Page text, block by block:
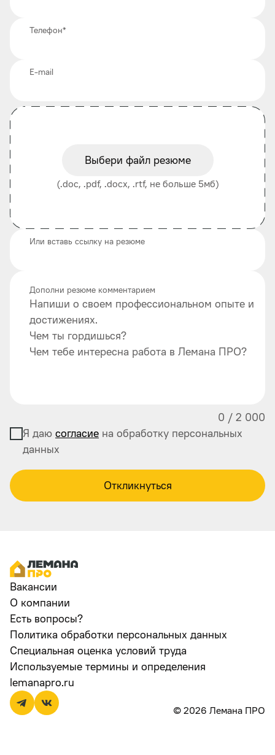
Телефон*
E-mail
Выбери файл резюме
(.doc, .pdf, .docx, .rtf, не больше 5мб)
Или вставь ссылку на резюме
Напиши о своем профессиональном опыте и
достижениях.
Чем ты гордишься?
Чем тебе интересна работа в Лемана ПРО?
Дополни резюме комментарием
0 / 2 000
Я даю согласие на обработку персональных
данных
Откликнуться
Вакансии
О компании
Есть вопросы?
Политика обработки персональных данных
Специальная оценка условий труда
Используемые термины и определения
lemanapro.ru
© 2026 Лемана ПРО